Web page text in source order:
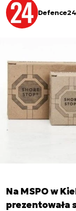
Na MSPO w
prezentowała